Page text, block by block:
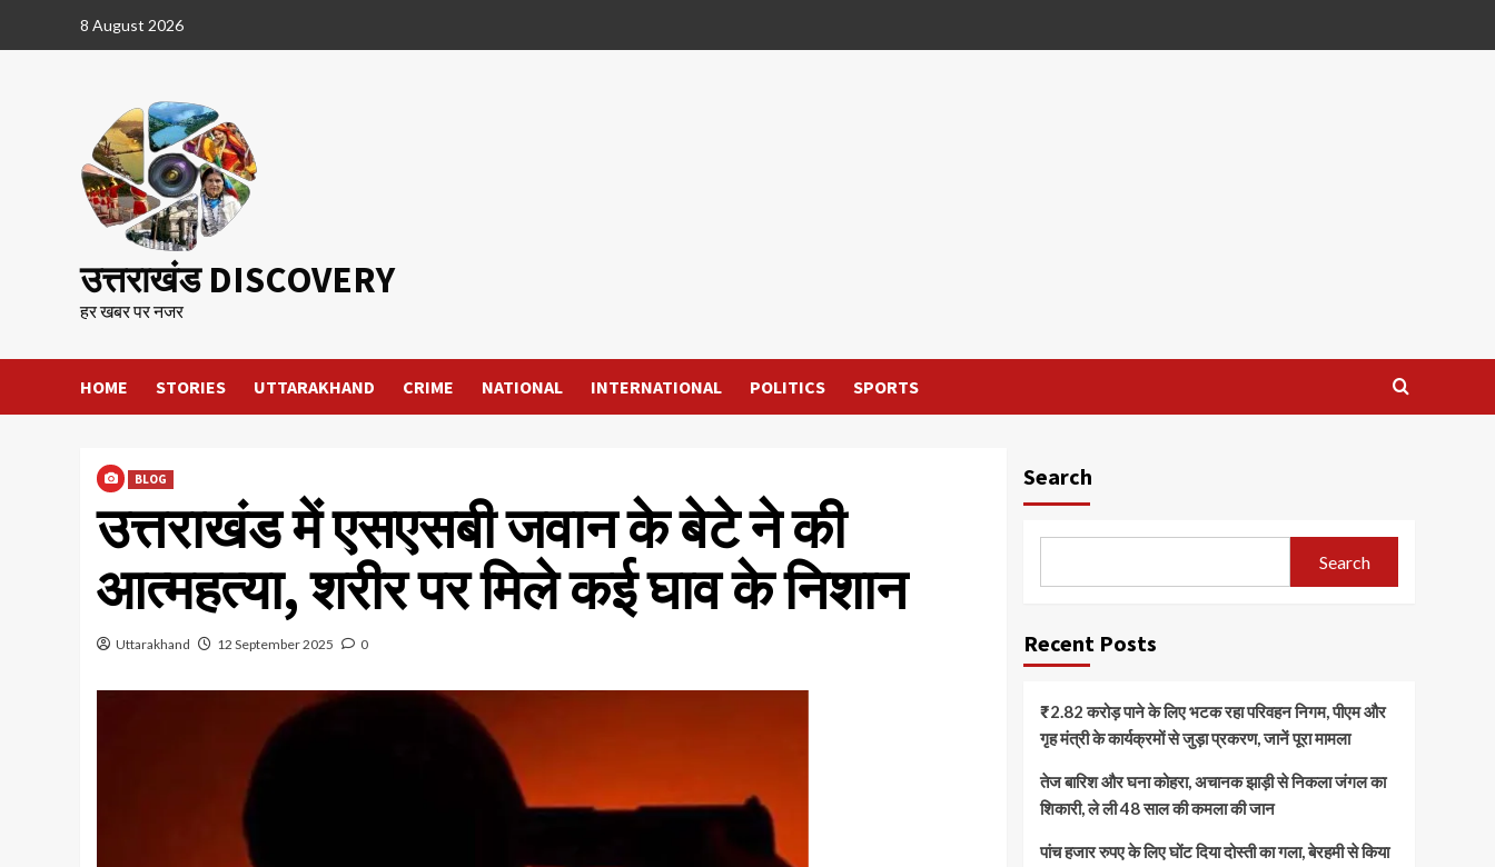
8 August 2026
उत्तराखंड DISCOVERY
हर खबर पर नजर
HOME STORIES UTTARAKHAND CRIME NATIONAL INTERNATIONAL POLITICS SPORTS
BLOG
उत्तराखंड में एसएसबी जवान के बेटे ने की
आत्महत्या, शरीर पर मिले कई घाव के निशान
Uttarakhand 12 September 2025 0
Search
Search
Recent Posts
₹2.82 करोड़ पाने के लिए भटक रहा परिवहन निगम, पीएम और
गृह मंत्री के कार्यक्रमों से जुड़ा प्रकरण, जानें पूरा मामला
तेज बारिश और घना कोहरा, अचानक झाड़ी से निकला जंगल का
शिकारी, ले ली 48 साल की कमला की जान
पांच हजार रुपए के लिए घोंट दिया दोस्ती का गला, बेरहमी से किया